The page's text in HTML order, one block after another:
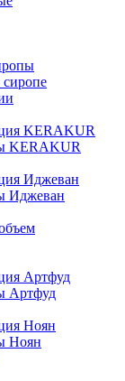
KERAKUR
KERAKUR
Иджеван
Иджеван
Артфуд
Артфуд
Ноян
Ноян